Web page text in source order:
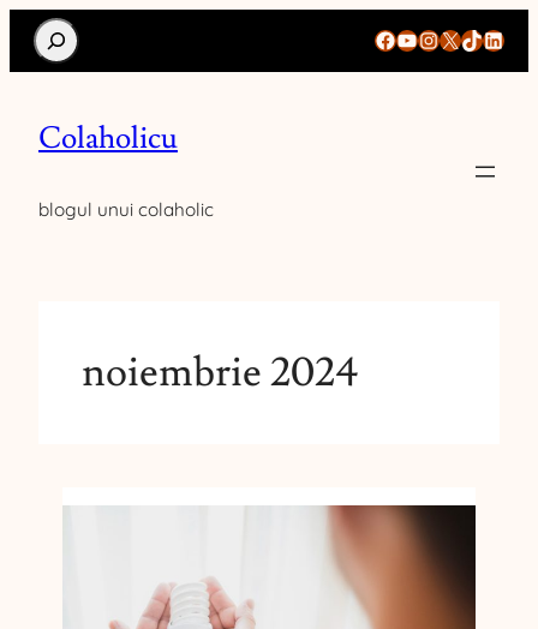
Search Facebook
YouTube
Instagram
X TikTok
Colaholicu
blogul unui colaholic
noiembrie 2024